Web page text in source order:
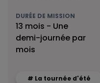
DURÉE DE MISSION
13 mois - Une
demi-journée par
mois
# La tournée d'été